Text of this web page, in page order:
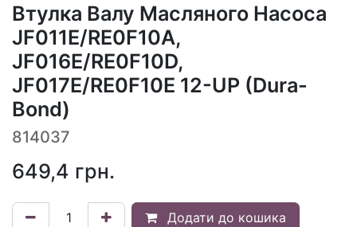
Втулка Валу Масляного Насоса
JF011E/RE0F10A,
JF016E/RE0F10D,
JF017E/RE0F10E 12-UP (Dura-
Bond)
814037
649,4 грн.
Додати до кошика